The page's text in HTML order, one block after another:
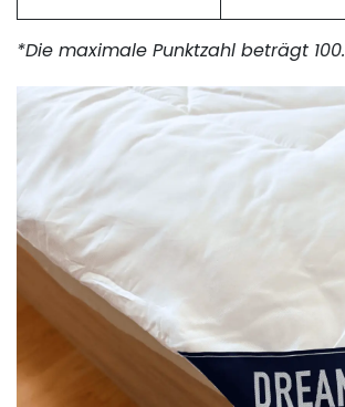
*Die maximale Punktzahl beträgt 100.